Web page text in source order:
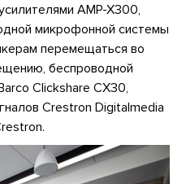
AMP-X300,
микрофонной системы
перемещаться во
беспроводной
Clickshare CX30,
Crestron Digitalmedia